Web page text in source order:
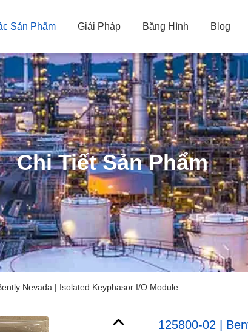
Sản Phẩm Giải Pháp Băng Hình Blog
Chi Tiết Sản Phẩm
Nevada | Isolated Keyphasor I/O Module
125800-02 |